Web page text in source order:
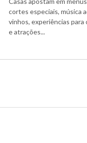
cortes especiais, música
vinhos, experiências para
e atrações...